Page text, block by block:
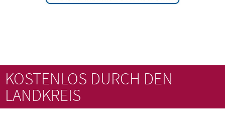
KOSTENLOS DURCH DEN
LANDKREIS